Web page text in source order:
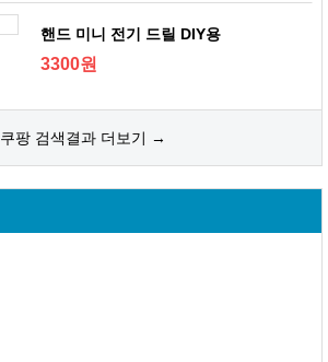
핸드 미니 전기 드릴 DIY용
3300원
쿠팡 검색결과 더보기 →